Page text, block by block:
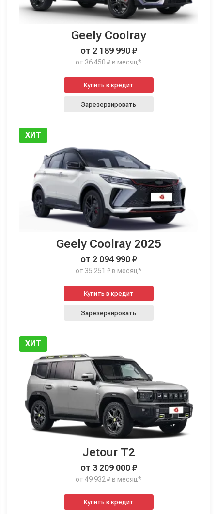
Geely Coolray
от 2 189 990 ₽
от 36 450 ₽ в месяц*
Купить в кредит
Зарезервировать
ХИТ
Geely Coolray 2025
от 2 094 990 ₽
от 35 251 ₽ в месяц*
Купить в кредит
Зарезервировать
ХИТ
Jetour T2
от 3 209 000 ₽
от 49 932 ₽ в месяц*
Купить в кредит